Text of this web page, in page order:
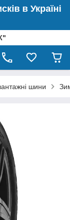
в Україні
шини